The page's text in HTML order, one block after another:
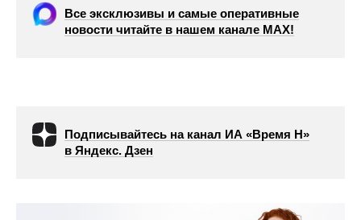
Все эксклюзивы и самые оперативные
новости читайте в нашем канале МАХ!
Подписывайтесь на канал ИА «Время Н»
в Яндекс. Дзен